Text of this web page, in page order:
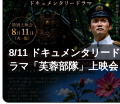
8/11 ドキュメンタリード
ラマ「芙蓉部隊」上映会